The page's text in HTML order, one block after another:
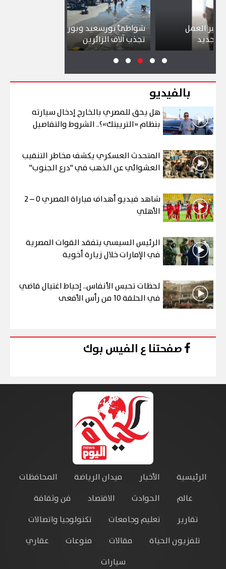
شواطئ بورسعيد وبورفؤاد وجبال الملح
تجذب آلاف الزائرين
بالفيديو
هل يحق للمصري بالخارج إدخال سيارته
بنظام «التريبتك»؟.. الشروط والتفاصيل
المتحدث العسكري يكشف مخاطر التنقيب
العشوائي عن الذهب في "درع الجنوب"
شاهد فيديو أهداف مباراة المصري 0 – 2
الأهلي
الرئيس السيسي يتفقد القوات المصرية
في الإمارات خلال زيارة أخوية
لحظات تحبس الأنفاس.. إحباط اغتيال قاضي
في الحلقة 10 من رأس الأفعى
صفحتنا ع الفيس بوك
الرئيسية الأخبار ميدان الرياضة
المحافظات
عالم
الحوادث الاقتصاد
فن وثقافة
تقارير
تعليم وجامعات
تكنولوجيا واتصالات
تلفزيون الحياة
مقالات منوعات
عقاري
سيارات